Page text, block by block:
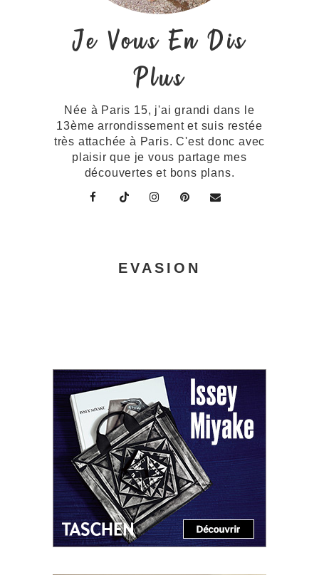
Je Vous En Dis
Plus
Née à Paris 15, j'ai grandi dans le
13ème arrondissement et suis restée
très attachée à Paris. C'est donc avec
plaisir que je vous partage mes
découvertes et bons plans.
EVASION